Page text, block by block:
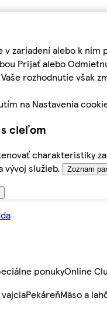
v zariadení alebo k
Prijať alebo
rozhodnutie však
na Nastavenia
cieľom
charakteristiky
vývoj služieb.
Zoznam
ponukyOnline
PekáreňMäso a